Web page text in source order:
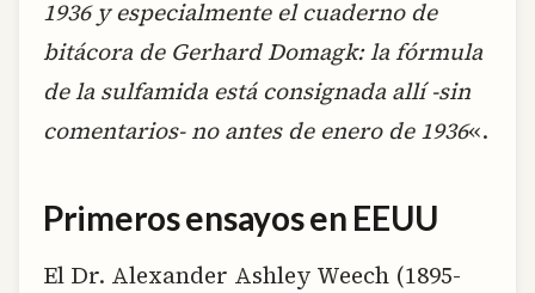
1936 y especialmente el cuaderno de
bitácora de Gerhard Domagk: la fórmula
de la sulfamida está consignada allí -sin
comentarios- no antes de enero de 1936«.
Primeros ensayos en EEUU
El Dr. Alexander Ashley Weech (1895-